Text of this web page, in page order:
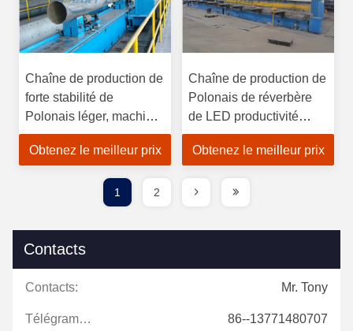
Chaîne de production de
forte stabilité de
Polonais léger, machine
de soudure automatique
Obtenez le meilleur prix
Chaîne de production de
Polonais de réverbère
de LED productivité
élevée de bonne rigidité
Obtenez le meilleur prix
1 2
Contacts
Contacts: Mr. Tony
Télégramme: 86--13771480707